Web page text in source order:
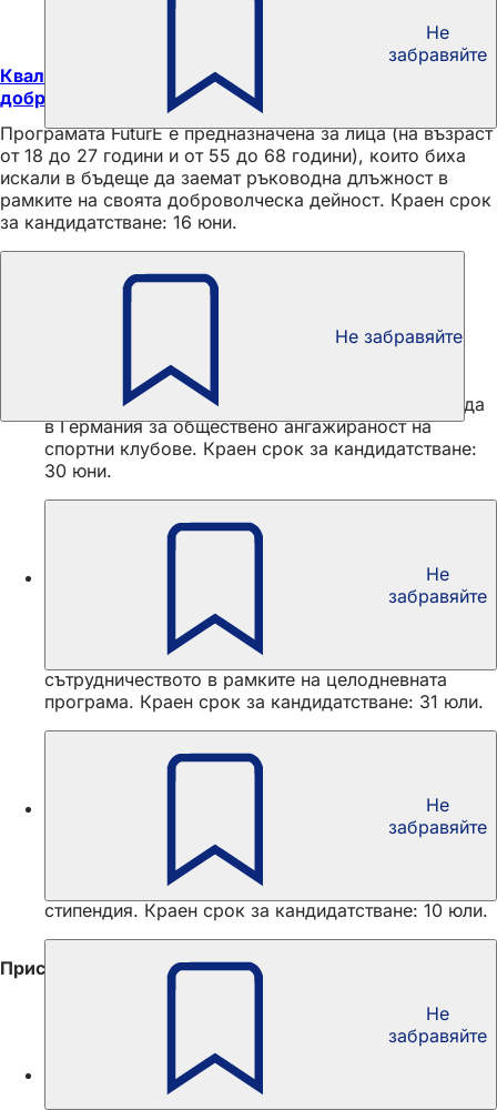
Не
забравяйте
Квалификационна програма за ръководители на
доброволци
Програмата FuturE е предназначена за лица (на възраст
от 18 до 27 години и от 55 до 68 години), които биха
искали в бъдеще да заемат ръководна длъжност в
рамките на своята доброволческа дейност. Краен срок
за кандидатстване: 16 юни.
Не забравяйте
Спонсорство: Stars of Sport
„Звездите на спорта“ са най-престижната награда
в Германия за обществено ангажираност на
спортни клубове. Краен срок за кандидатстване:
30 юни.
Не
забравяйте
Награждават се проекти, редовни инициативи или
структурни подходи, които по особен начин
показват как може да се реализира
сътрудничеството в рамките на целодневната
програма. Краен срок за кандидатстване: 31 юли.
Не
забравяйте
Хората, ангажирани със социални каузи,
получават възможност да развият своята
инициатива в рамките на четиримесечна
стипендия. Краен срок за кандидатстване: 10 юли.
Не
забравяйте
Присъединете се
Семинар: Спечелване на доброволци чрез
онлайн комуникация